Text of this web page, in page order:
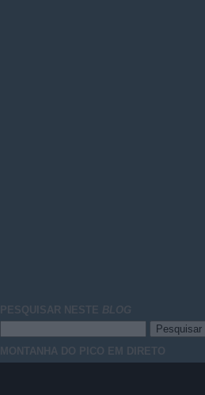
PESQUISAR NESTE BLOG
MONTANHA DO PICO EM DIRETO